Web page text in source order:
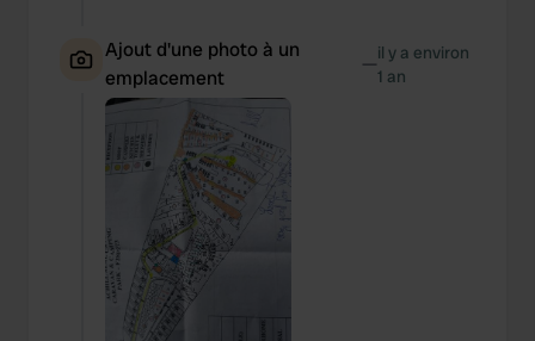
Ajout d'une photo à un
emplacement
—il y a environ
1 an